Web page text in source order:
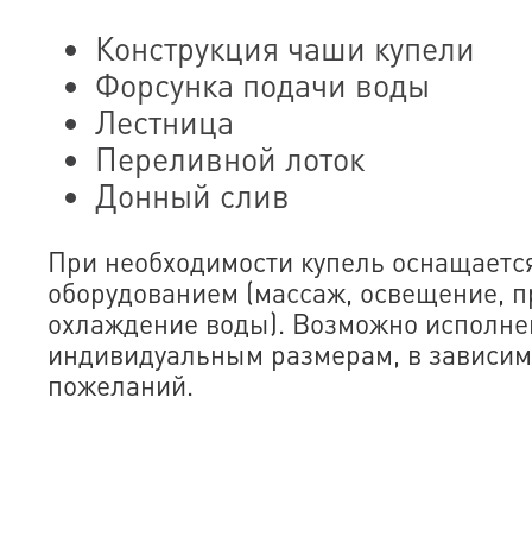
Конструкция чаши купели
Форсунка подачи воды
Лестница
Переливной лоток
Донный слив
При необходимости купель
оборудованием (массаж, освещение,
охлаждение воды). Возможно
индивидуальным размерам, в
пожеланий.